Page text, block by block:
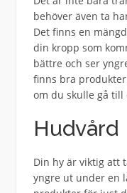
behöver även ta
Det finns en
din kropp som
bättre och ser
finns bra
om du skulle gå till
Hudvård
Din hy är viktig att
yngre ut under en